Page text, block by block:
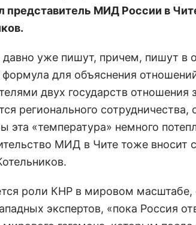
представитель МИД России в
уже пишут, причем, пишут в
формула для объяснения
двух государств отношения
регионального сотрудничества,
эта «температура» немного
МИД в Чите тоже вносит
роли КНР в мировом масштабе,
экспертов, «пока Россия